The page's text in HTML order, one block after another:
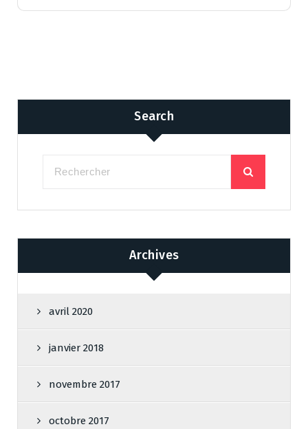
Search
Archives
avril 2020
janvier 2018
novembre 2017
octobre 2017